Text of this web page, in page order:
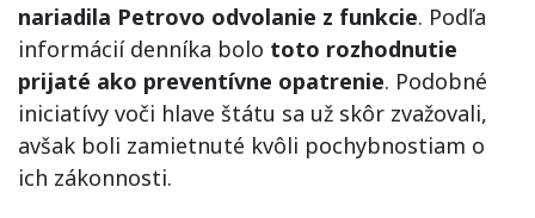
nariadila Petrovo odvolanie z funkcie. Podľa
informácií denníka bolo toto rozhodnutie
prijaté ako preventívne opatrenie. Podobné
iniciatívy voči hlave štátu sa už skôr zvažovali,
avšak boli zamietnuté kvôli pochybnostiam o
ich zákonnosti.